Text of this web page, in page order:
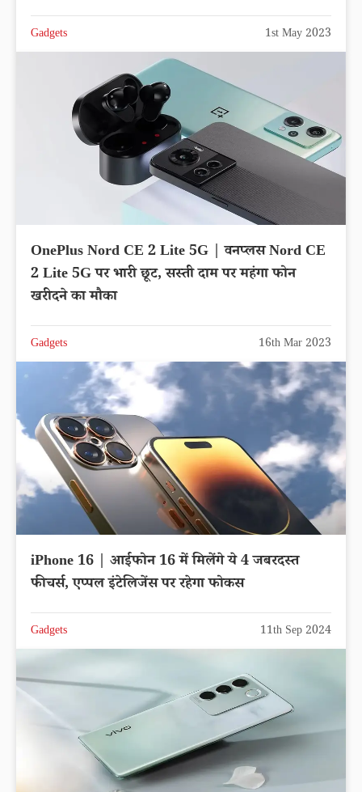
Gadgets 1st May 2023
OnePlus Nord CE 2 Lite 5G | वनप्लस Nord CE
2 Lite 5G पर भारी छूट, सस्ती दाम पर महंगा फोन
खरीदने का मौका
Gadgets 16th Mar 2023
iPhone 16 | आईफोन 16 में मिलेंगे ये 4 जबरदस्त
फीचर्स, एप्पल इंटेलिजेंस पर रहेगा फोकस
Gadgets 11th Sep 2024